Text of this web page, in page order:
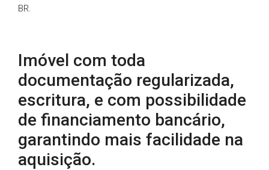
BR.
Imóvel com toda
documentação regularizada,
escritura, e com possibilidade
de financiamento bancário,
garantindo mais facilidade na
aquisição.